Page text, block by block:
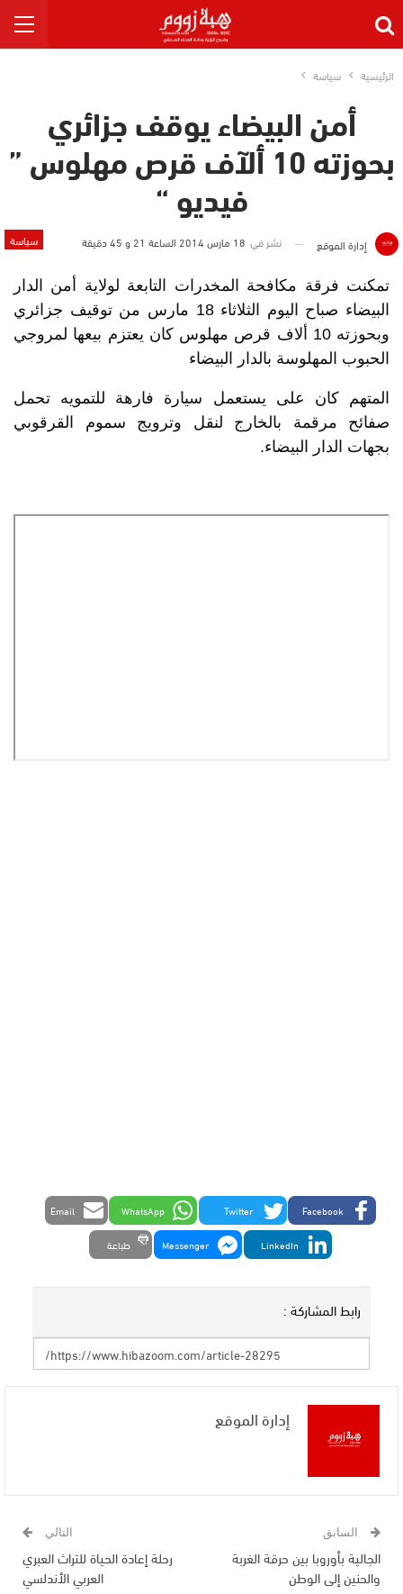
الرئيسية سياسة
أمن البيضاء يوقف جزائري
بحوزته 10 ألآف قرص مهلوس ”
فيديو “
سياسة إدارة الموقع نشر في 18 مارس 2014 الساعة 21 و 45 دقيقة
تمكنت فرقة مكافحة المخدرات التابعة لولاية أمن الدار
البيضاء صباح اليوم الثلاثاء 18 مارس من توقيف جزائري
وبحوزته 10 ألاف قرص مهلوس كان يعتزم بيعها لمروجي
الحبوب المهلوسة بالدار البيضاء
المتهم كان على يستعمل سيارة فارهة للتمويه تحمل
صفائح مرقمة بالخارج لنقل وترويج سموم القرقوبي
بجهات الدار البيضاء.
Facebook
Twitter
WhatsApp
Email
LinkedIn
Messenger طباعة
رابط المشاركة :
إدارة الموقع
السابق
الجالية بأوروبا بين حرقة الغربة
والحنين إلى الوطن
التالي
رحلة إعادة الحياة للتراث العبري
العربي الأندلسي